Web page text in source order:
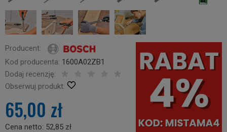
Producent:
Kod producenta: 1600A02ZB1
Dodaj recenzję:
Obserwuj produkt:
65,00 zł
Cena netto: 52,85 zł